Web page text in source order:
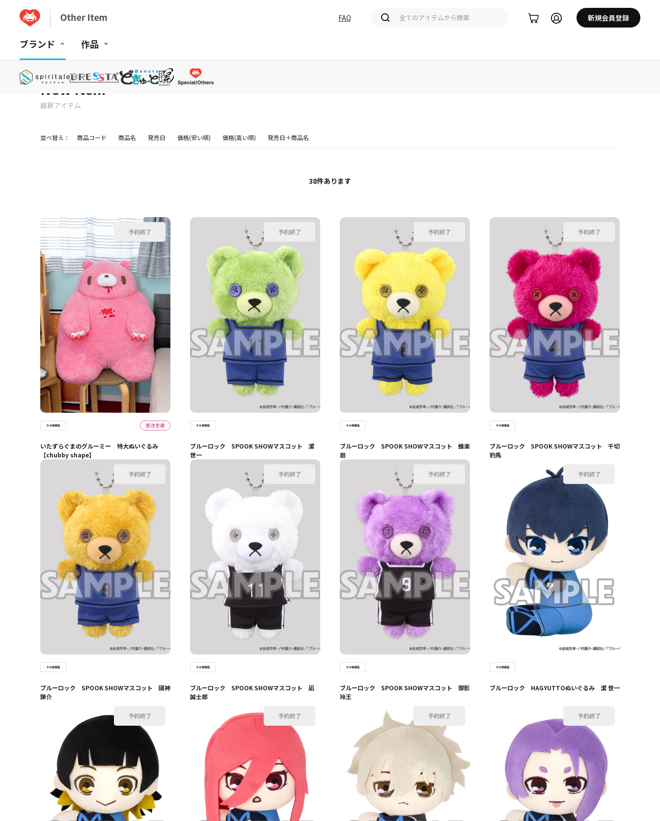
ブランド 作品
FAQ 新規会員登録
New Item
最新アイテム
並べ替え： 商品コード 商品名 発売日 価格(安い順) 価格(高い順) 発売日＋商品名
38件あります
いたずらぐまのグルーミー 特大ぬいぐるみ
【chubby shape】
ブルーロック SPOOK SHOWマスコット 潔
世一
ブルーロック SPOOK SHOWマスコット 蜂楽
廻
ブルーロック SPOOK SHOWマスコット 千切
豹馬
ブルーロック SPOOK SHOWマスコット 國神
錬介
ブルーロック SPOOK SHOWマスコット 凪
誠士郎
ブルーロック SPOOK SHOWマスコット 御影
玲王
ブルーロック HAGYUTTOぬいぐるみ 潔 世一